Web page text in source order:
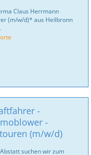
Claus Herrmann
(m/w/d)* aus Heilbronn
-
-
(m/w/d)
suchen wir zum